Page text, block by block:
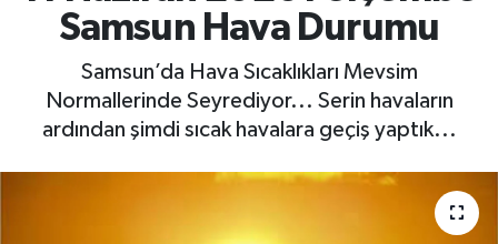
Samsun Hava Durumu
Samsun’da Hava Sıcaklıkları Mevsim
Normallerinde Seyrediyor... Serin havaların
ardından şimdi sıcak havalara geçiş yaptık...